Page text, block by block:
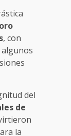
, con
del
de
la